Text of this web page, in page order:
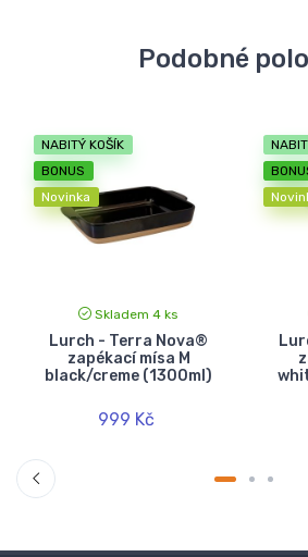
Podobné
NABITÝ KOŠÍK
BONUS
Novinka
Skladem 4 ks
Lurch - Terra Nova®
zapékací mísa M
black/creme (1300ml)
999 Kč